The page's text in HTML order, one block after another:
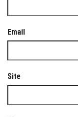
Email
Site